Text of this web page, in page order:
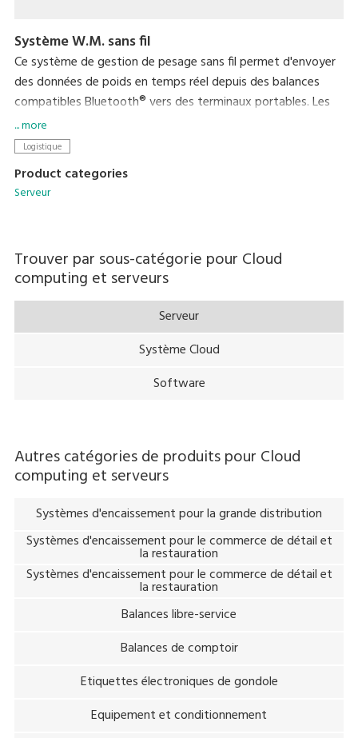
Système W.M. sans fil
Ce système de gestion de pesage sans fil permet d'envoyer
des données de poids en temps réel depuis des balances
compatibles Bluetooth® vers des terminaux portables. Les
données de poids collectées peuvent alors facilement être
transférées vers un ordinateur via le support du terminal
permet d'assurer une gestion des données rapide et précise.
... more
Logistique
Product categories
Serveur
Trouver par sous-catégorie pour Cloud
computing et serveurs
Serveur
Système Cloud
Software
Autres catégories de produits pour Cloud
computing et serveurs
Systèmes d'encaissement pour la grande distribution
Systèmes d'encaissement pour le commerce de détail et
la restauration
Systèmes d'encaissement pour le commerce de détail et
la restauration
Balances libre-service
Balances de comptoir
Etiquettes électroniques de gondole
Equipement et conditionnement